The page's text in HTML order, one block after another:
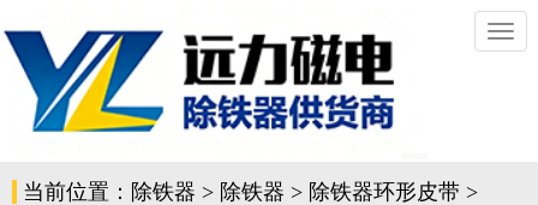
切
换
当前位置： 除铁器 > 除铁器 > 除铁器环形皮带 >